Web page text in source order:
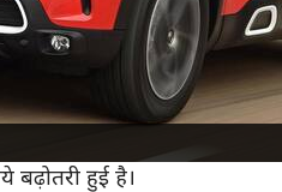
कीमत?
फील डुअल टोन, शाइन
बढ़ोतरी हुई है।